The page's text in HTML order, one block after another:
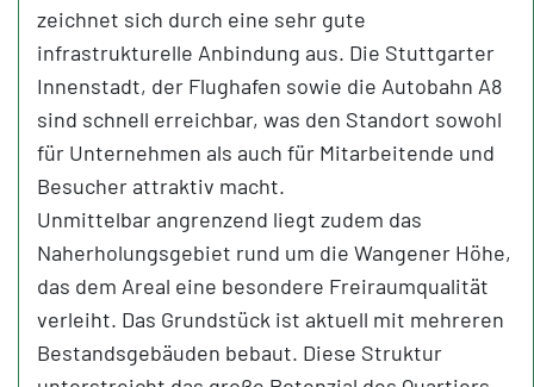
zeichnet sich durch eine sehr gute
infrastrukturelle Anbindung aus. Die Stuttgarter
Innenstadt, der Flughafen sowie die Autobahn A8
sind schnell erreichbar, was den Standort sowohl
für Unternehmen als auch für Mitarbeitende und
Besucher attraktiv macht.
Unmittelbar angrenzend liegt zudem das
Naherholungsgebiet rund um die Wangener Höhe,
das dem Areal eine besondere Freiraumqualität
verleiht. Das Grundstück ist aktuell mit mehreren
Bestandsgebäuden bebaut. Diese Struktur